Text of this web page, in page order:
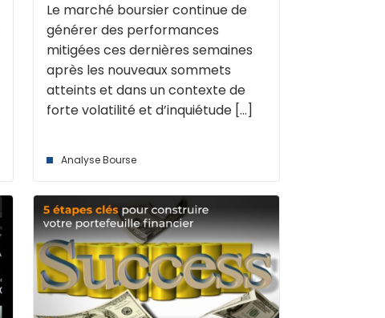
Le marché boursier continue de
générer des performances
mitigées ces dernières semaines
après les nouveaux sommets
atteints et dans un contexte de
forte volatilité et d’inquiétude [...]
Analyse Bourse